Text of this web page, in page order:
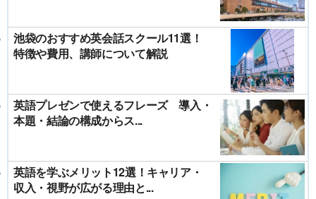
池袋のおすすめ英会話スクール11選！
特徴や費用、講師について解説
英語プレゼンで使えるフレーズ 導入・
本題・結論の構成からス...
英語を学ぶメリット12選！キャリア・
収入・視野が広がる理由と...